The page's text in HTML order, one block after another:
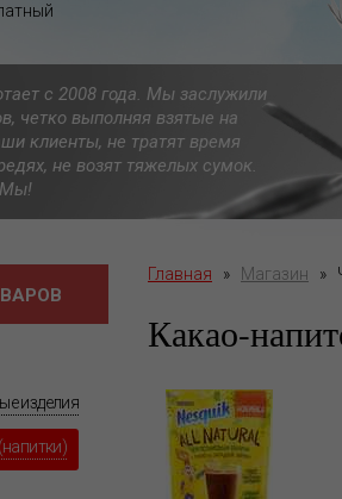
с 2008 года. Мы заслужили
четко выполняя взятые на
клиенты, не тратят время
не возят тяжелых сумок.
Мы!
изделия
Главная » Магазин »
Какао-